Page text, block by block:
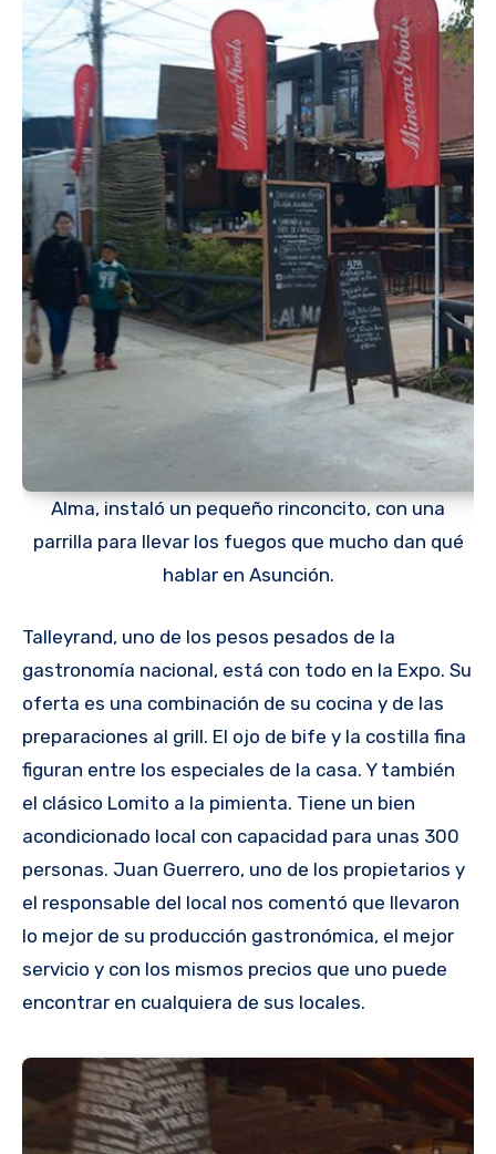
Alma, instaló un pequeño rinconcito, con una
parrilla para llevar los fuegos que mucho dan qué
hablar en Asunción.
Talleyrand, uno de los pesos pesados de la
gastronomía nacional, está con todo en la Expo. Su
oferta es una combinación de su cocina y de las
preparaciones al grill. El ojo de bife y la costilla fina
figuran entre los especiales de la casa. Y también
el clásico Lomito a la pimienta. Tiene un bien
acondicionado local con capacidad para unas 300
personas. Juan Guerrero, uno de los propietarios y
el responsable del local nos comentó que llevaron
lo mejor de su producción gastronómica, el mejor
servicio y con los mismos precios que uno puede
encontrar en cualquiera de sus locales.